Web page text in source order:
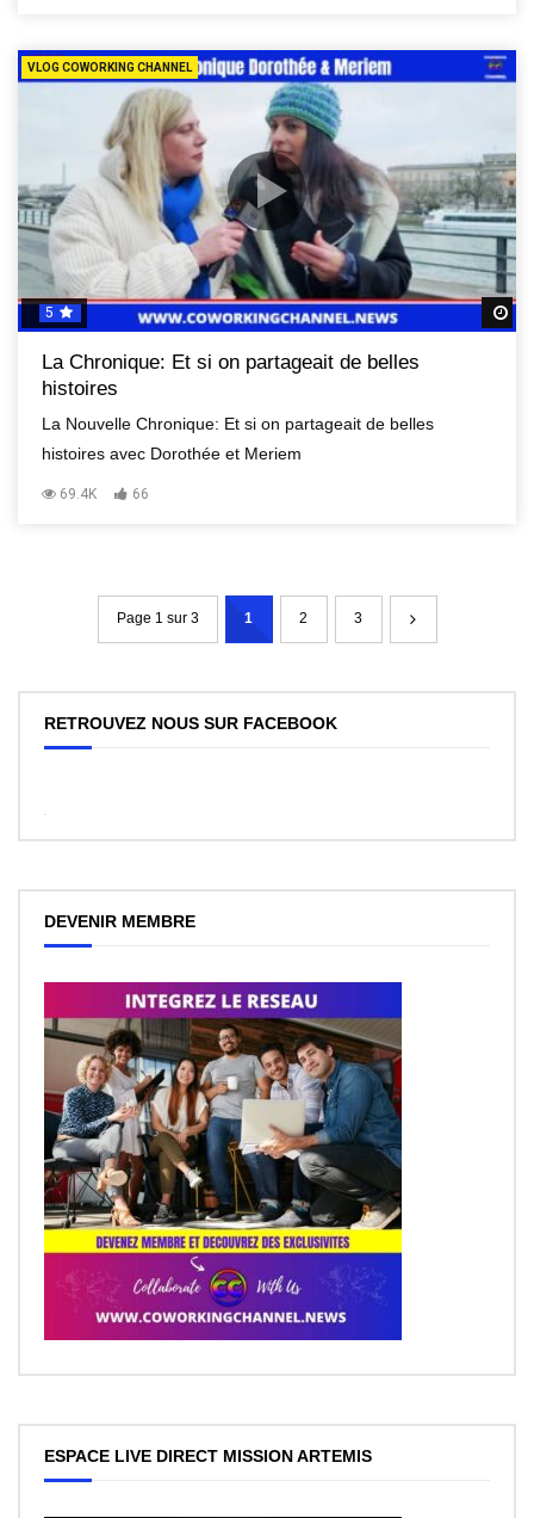
VLOG COWORKING CHANNEL
5
La Chronique: Et si on partageait de belles
histoires
La Nouvelle Chronique: Et si on partageait de belles
histoires avec Dorothée et Meriem
69.4K 66
Page 1 sur 3 1 2 3
RETROUVEZ NOUS SUR FACEBOOK
WordPress
DEVENIR MEMBRE
ESPACE LIVE DIRECT MISSION ARTEMIS